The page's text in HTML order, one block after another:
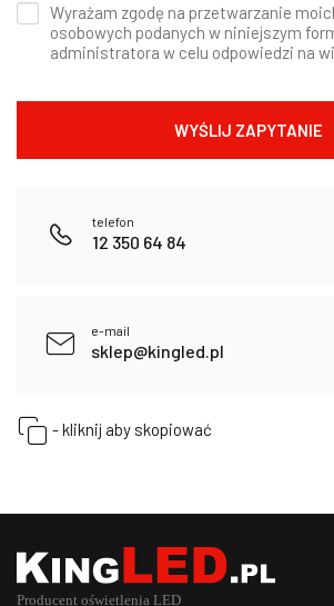
Wyrażam zgodę na przetwarzanie
osobowych podanych w niniejszym
administratora w celu odpowiedzi na
telefon
12 350 64 84
e-mail
sklep@kingled.pl
- kliknij aby skopiować